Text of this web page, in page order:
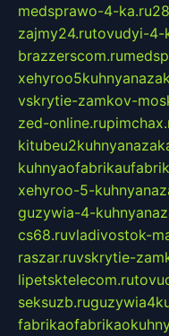
medsprawo-4-ka.ru
zajmy24.rutovudyi-4-
brazzerscom.ru
vskrytie-zamkov-
zed-online.ru
xehyroo-5-
guzywia-4-
cs68.ruvladivostok-
raszar.ruvskrytie-
lipetsktelecom.ru
seksuzb.ru